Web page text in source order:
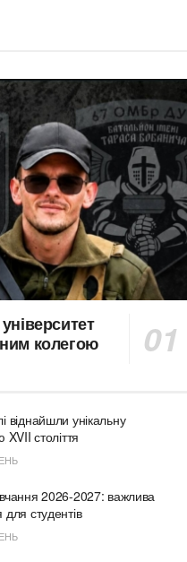
колегою
віднайшли унікальну
XVII століття
2026-2027: важлива
студентів